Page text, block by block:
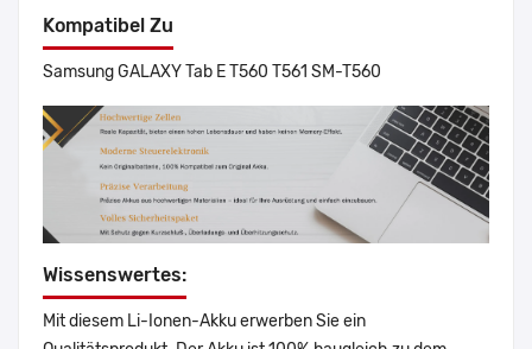
Kompatibel Zu
Samsung GALAXY Tab E T560 T561 SM-T560
Wissenswertes:
Mit diesem Li-Ionen-Akku erwerben Sie ein